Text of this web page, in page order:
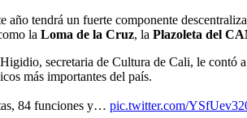
año tendrá un fuerte componente
la Loma de la Cruz, la Plazoleta del
secretaria de Cultura de Cali, le contó
más importantes del país.
84 funciones y… pic.twitter.com/